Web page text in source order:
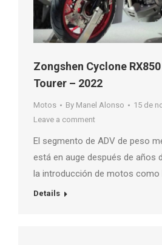
Zongshen Cyclone
Tourer – 2022
Motos By Manel Alonso
15 de
Leave a comment
El segmento de ADV de peso
está en auge después de años
la introducción de motos como
Details